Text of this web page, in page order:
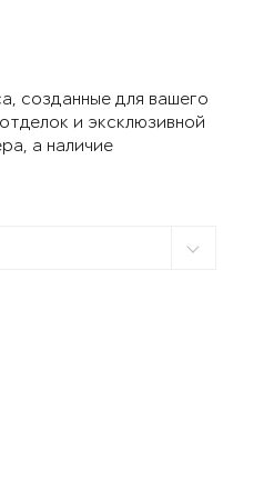
созданные для вашего
и эксклюзивной
а наличие